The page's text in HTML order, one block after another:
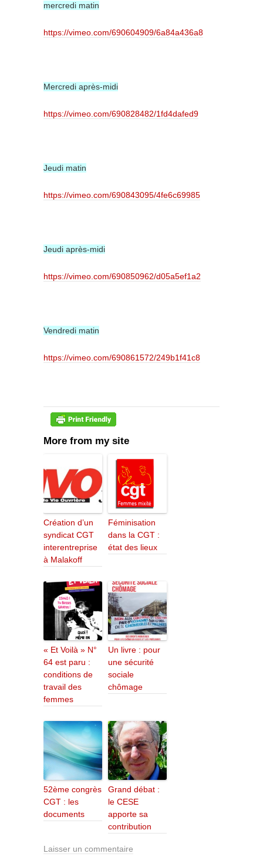
mercredi matin
https://vimeo.com/690604909/6a84a436a8
Mercredi après-midi
https://vimeo.com/690828482/1fd4dafed9
Jeudi matin
https://vimeo.com/690843095/4fe6c69985
Jeudi après-midi
https://vimeo.com/690850962/d05a5ef1a2
Vendredi matin
https://vimeo.com/690861572/249b1f41c8
More from my site
Création d’un
syndicat CGT
interentreprise
à Malakoff
Féminisation
dans la CGT :
état des lieux
« Et Voilà » N°
64 est paru :
conditions de
travail des
femmes
Un livre : pour
une sécurité
sociale
chômage
52ème congrès
CGT : les
documents
Grand débat :
le CESE
apporte sa
contribution
Laisser un commentaire